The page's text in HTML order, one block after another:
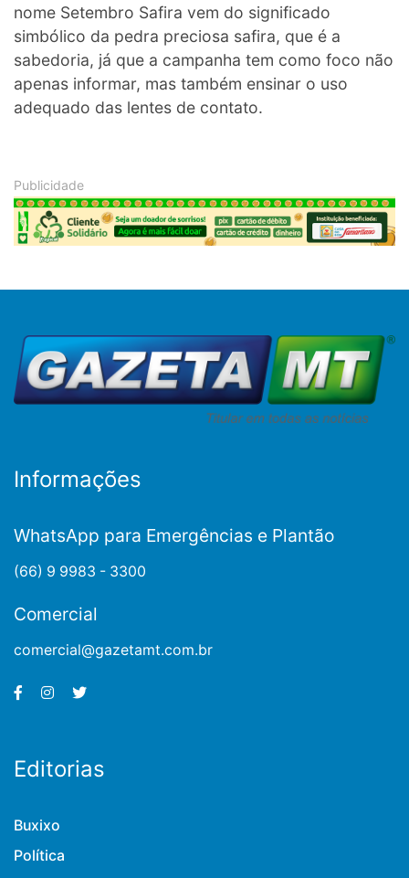
nome Setembro Safira vem do significado
simbólico da pedra preciosa safira, que é a
sabedoria, já que a campanha tem como foco não
apenas informar, mas também ensinar o uso
adequado das lentes de contato.
Informações
WhatsApp para Emergências e Plantão
(66) 9 9983 - 3300
Comercial
comercial@gazetamt.com.br
Editorias
Buxixo
Política